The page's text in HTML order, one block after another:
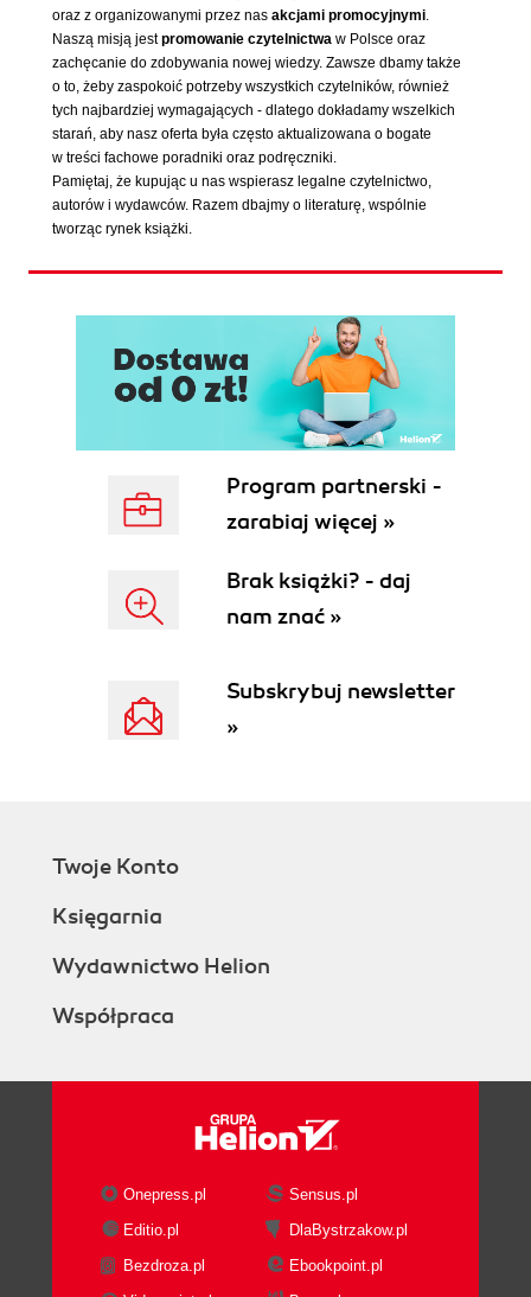
oraz z organizowanymi przez nas akcjami promocyjnymi.
Naszą misją jestpromowanie czytelnictwa w Polsce oraz
zachęcanie do zdobywania nowej wiedzy. Zawsze dbamy także
o to, żeby zaspokoić potrzeby wszystkich czytelników, również
tych najbardziej wymagających - dlatego dokładamy wszelkich
starań, aby nasz oferta była często aktualizowana o bogate
w treści fachowe poradniki oraz podręczniki.
Pamiętaj, że kupując u nas wspierasz legalne czytelnictwo,
autorów i wydawców. Razem dbajmy o literaturę, wspólnie
tworząc rynek książki.
Program partnerski -
zarabiaj więcej »
Brak książki? - daj
nam znać »
Subskrybuj newsletter
»
Twoje Konto
Księgarnia
Wydawnictwo Helion
Współpraca
Onepress.pl
Sensus.pl
Editio.pl
DlaBystrzakow.pl
Bezdroza.pl
Ebookpoint.pl